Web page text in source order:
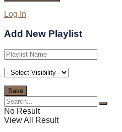
Log In
Add New Playlist
No Result
View All Result